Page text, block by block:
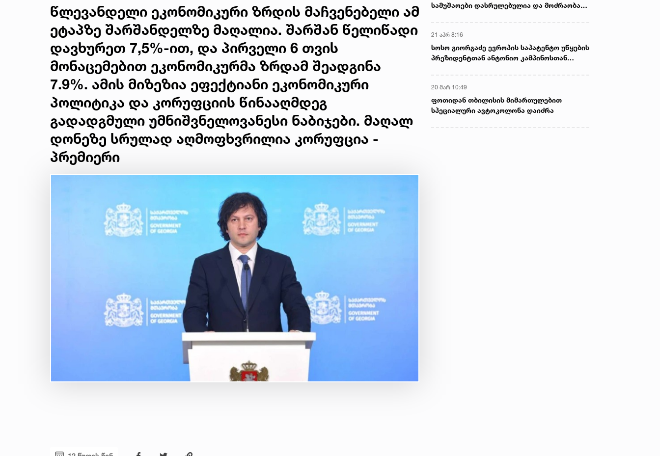
წლევანდელი ეკონომიკური ზრდის მაჩვენებელი ამ
ეტაპზე შარშანდელზე მაღალია. შარშან წელიწადი
დავხურეთ 7,5%-ით, და პირველი 6 თვის
მონაცემებით ეკონომიკურმა ზრდამ შეადგინა
7.9%. ამის მიზეზია ეფექტიანი ეკონომიკური
პოლიტიკა და კორუფციის წინააღმდეგ
გადადგმული უმნიშვნელოვანესი ნაბიჯები. მაღალ
დონეზე სრულად აღმოფხვრილია კორუფცია -
პრემიერი
სამუშაოები დასრულებულია და მოძრაობა
21 აპრ 8:16
სოსო გიორგაძე ევროპის საპატენტო უწყების
პრეზიდენტთან ანტონიო კამპინოსთან
20 მარ 10:49
ფოთიდან თბილისის მიმართულებით
სპეციალური ავტოკოლონა დაიძრა